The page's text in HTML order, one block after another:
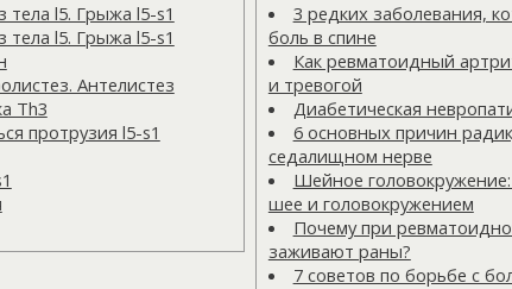
тела l5. Грыжа l5-s1
тела l5. Грыжа l5-s1
Антелистез
Тh3
протрузия l5-s1
3 редких заболевания,
боль в спине
Как ревматоидный
и тревогой
Диабетическая
6 основных причин
седалищном нерве
Шейное
шее и головокружением
Почему при
заживают раны?
7 советов по борьбе с